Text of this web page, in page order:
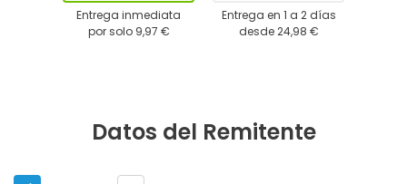
Entrega inmediata
por solo 9,97 €
Entrega en 1 a 2 días
desde 24,98 €
Datos del Remitente